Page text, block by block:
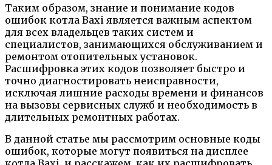
Таким образом, знание и понимание кодов
ошибок котла Baxi является важным аспектом
для всех владельцев таких систем и
специалистов, занимающихся обслуживанием и
ремонтом отопительных установок.
Расшифровка этих кодов позволяет быстро и
точно диагностировать неисправности,
исключая лишние расходы времени и финансов
на вызовы сервисных служб и необходимость в
длительных ремонтных работах.
В данной статье мы рассмотрим основные коды
ошибок, которые могут появиться на дисплее